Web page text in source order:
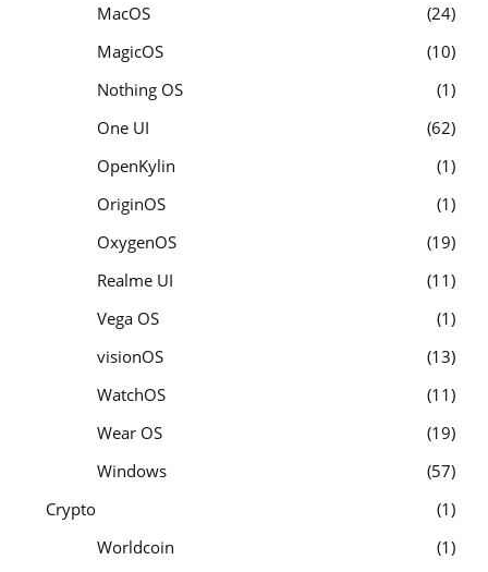
MacOS
24
MagicOS
10
Nothing OS
1
One UI
62
OpenKylin
1
OriginOS
1
OxygenOS
19
Realme UI
11
Vega OS
1
visionOS
13
WatchOS
11
Wear OS
19
Windows
57
Crypto
1
Worldcoin
1